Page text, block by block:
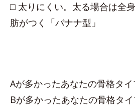
□ 太りにくい。太る場合は全
肪がつく「バナナ型」
Aが多かったあなたの骨格タイ
Bが多かったあなたの骨格タ